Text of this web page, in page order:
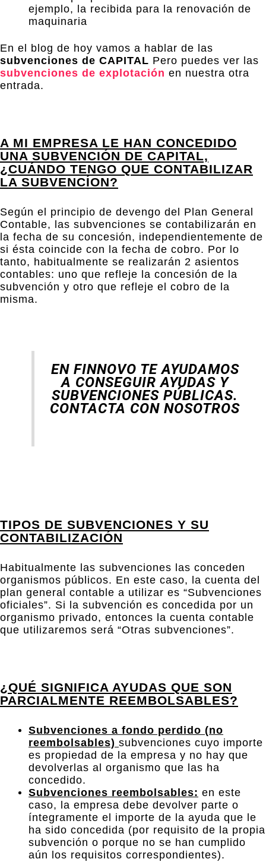
ejemplo, la recibida para la renovación de
maquinaria
En el blog de hoy vamos a hablar de las
subvenciones de CAPITAL Pero puedes ver las
subvenciones de explotación en nuestra otra
entrada.
A MI EMPRESA LE HAN CONCEDIDO
UNA SUBVENCIÓN DE CAPITAL,
¿CUÁNDO TENGO QUE CONTABILIZAR
LA SUBVENCÍON?
Según el principio de devengo del Plan General
Contable, las subvenciones se contabilizarán en
la fecha de su concesión, independientemente de
si ésta coincide con la fecha de cobro. Por lo
tanto, habitualmente se realizarán 2 asientos
contables: uno que refleje la concesión de la
subvención y otro que refleje el cobro de la
misma.
EN FINNOVO TE AYUDAMOS
A CONSEGUIR AYUDAS Y
SUBVENCIONES PÚBLICAS.
CONTACTA CON NOSOTROS
TIPOS DE SUBVENCIONES Y SU
CONTABILIZACIÓN
Habitualmente las subvenciones las conceden
organismos públicos. En este caso, la cuenta del
plan general contable a utilizar es “Subvenciones
oficiales”. Si la subvención es concedida por un
organismo privado, entonces la cuenta contable
que utilizaremos será “Otras subvenciones”.
¿QUÉ SIGNIFICA AYUDAS QUE SON
PARCIALMENTE REEMBOLSABLES?
Subvenciones a fondo perdido (no
reembolsables) subvenciones cuyo importe
es propiedad de la empresa y no hay que
devolverlas al organismo que las ha
concedido.
Subvenciones reembolsables: en este
caso, la empresa debe devolver parte o
íntegramente el importe de la ayuda que le
ha sido concedida (por requisito de la propia
subvención o porque no se han cumplido
aún los requisitos correspondientes).